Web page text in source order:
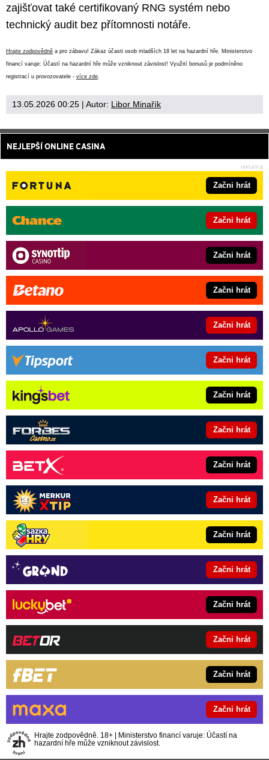
zajišťovat také certifikovaný RNG systém nebo
technický audit bez přítomnosti notáře.
Hrajte zodpovědně a pro zábavu! Zákaz účasti osob mladších 18 let na hazardní hře. Ministerstvo
financí varuje: Účastí na hazardní hře může vzniknout závislost! Využití bonusů je podmíněno
registrací u provozovatele - více zde.
13.05.2026 00:25 | Autor: Libor Minařík
NEJLEPŠÍ ONLINE CASINA
Začni hrát
Začni hrát
Začni hrát
Začni hrát
Začni hrát
Začni hrát
Začni hrát
Začni hrát
Začni hrát
Začni hrát
Začni hrát
Začni hrát
Začni hrát
Začni hrát
Začni hrát
Začni hrát
Hrajte zodpovědně. 18+ | Ministerstvo financí varuje: Účastí na
hazardní hře může vzniknout závislost.